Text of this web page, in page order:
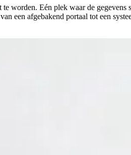
worden. Eén plek waar de gegevens
een afgebakend portaal tot een